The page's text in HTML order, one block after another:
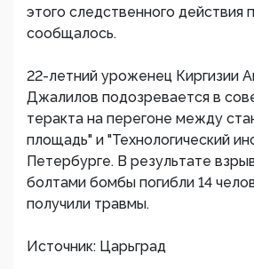
этого следственного действия
сообщалось.
22-летний уроженец Киргизии
Джалилов подозревается в
теракта на перегоне между
площадь" и "Технологический
Петербурге. В результате
болтами бомбы погибли 14
получили травмы.
Источник: Царьград